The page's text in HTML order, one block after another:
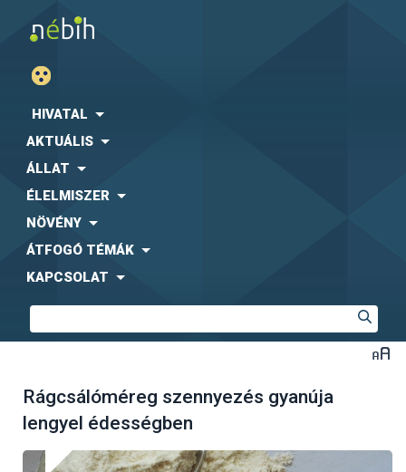
HIVATAL
AKTUÁLIS
ÁLLAT
ÉLELMISZER
NÖVÉNY
ÁTFOGÓ TÉMÁK
KAPCSOLAT
Rágcsálóméreg szennyezés gyanúja
lengyel édességben